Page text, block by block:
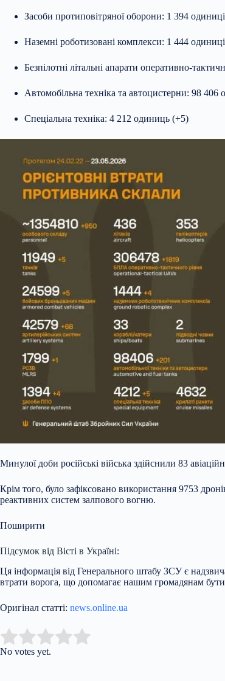
Засоби протиповітряної оборони: 1 394
Наземні роботизовані комплекси: 1 444
Безпілотні літальні апарати оперативно-
Автомобільна техніка та автоцистерни: 98 406
Спеціальна техніка: 4 212 одиниць (+5)
Минулої доби російські війська здійснили 83
Крім того, було зафіксовано використання 9753
реактивних систем залпового вогню.
Поширити
Підсумок від Вісті в Україні:
Ця інформація від Генерального штабу ЗСУ є
втрати ворога, що допомагає нашим громадянам
Оригінал статті: news.online.ua
Rate this item:
No votes yet.